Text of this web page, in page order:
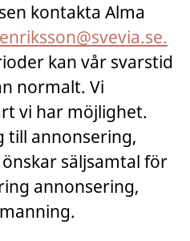
kontakta Alma
kan vår svarstid
normalt. Vi
vi har möjlighet.
till annonsering,
säljsamtal för
annonsering,